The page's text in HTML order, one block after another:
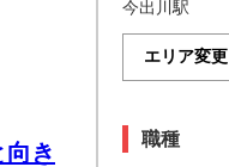
き
今出川駅
エリア変更
職種